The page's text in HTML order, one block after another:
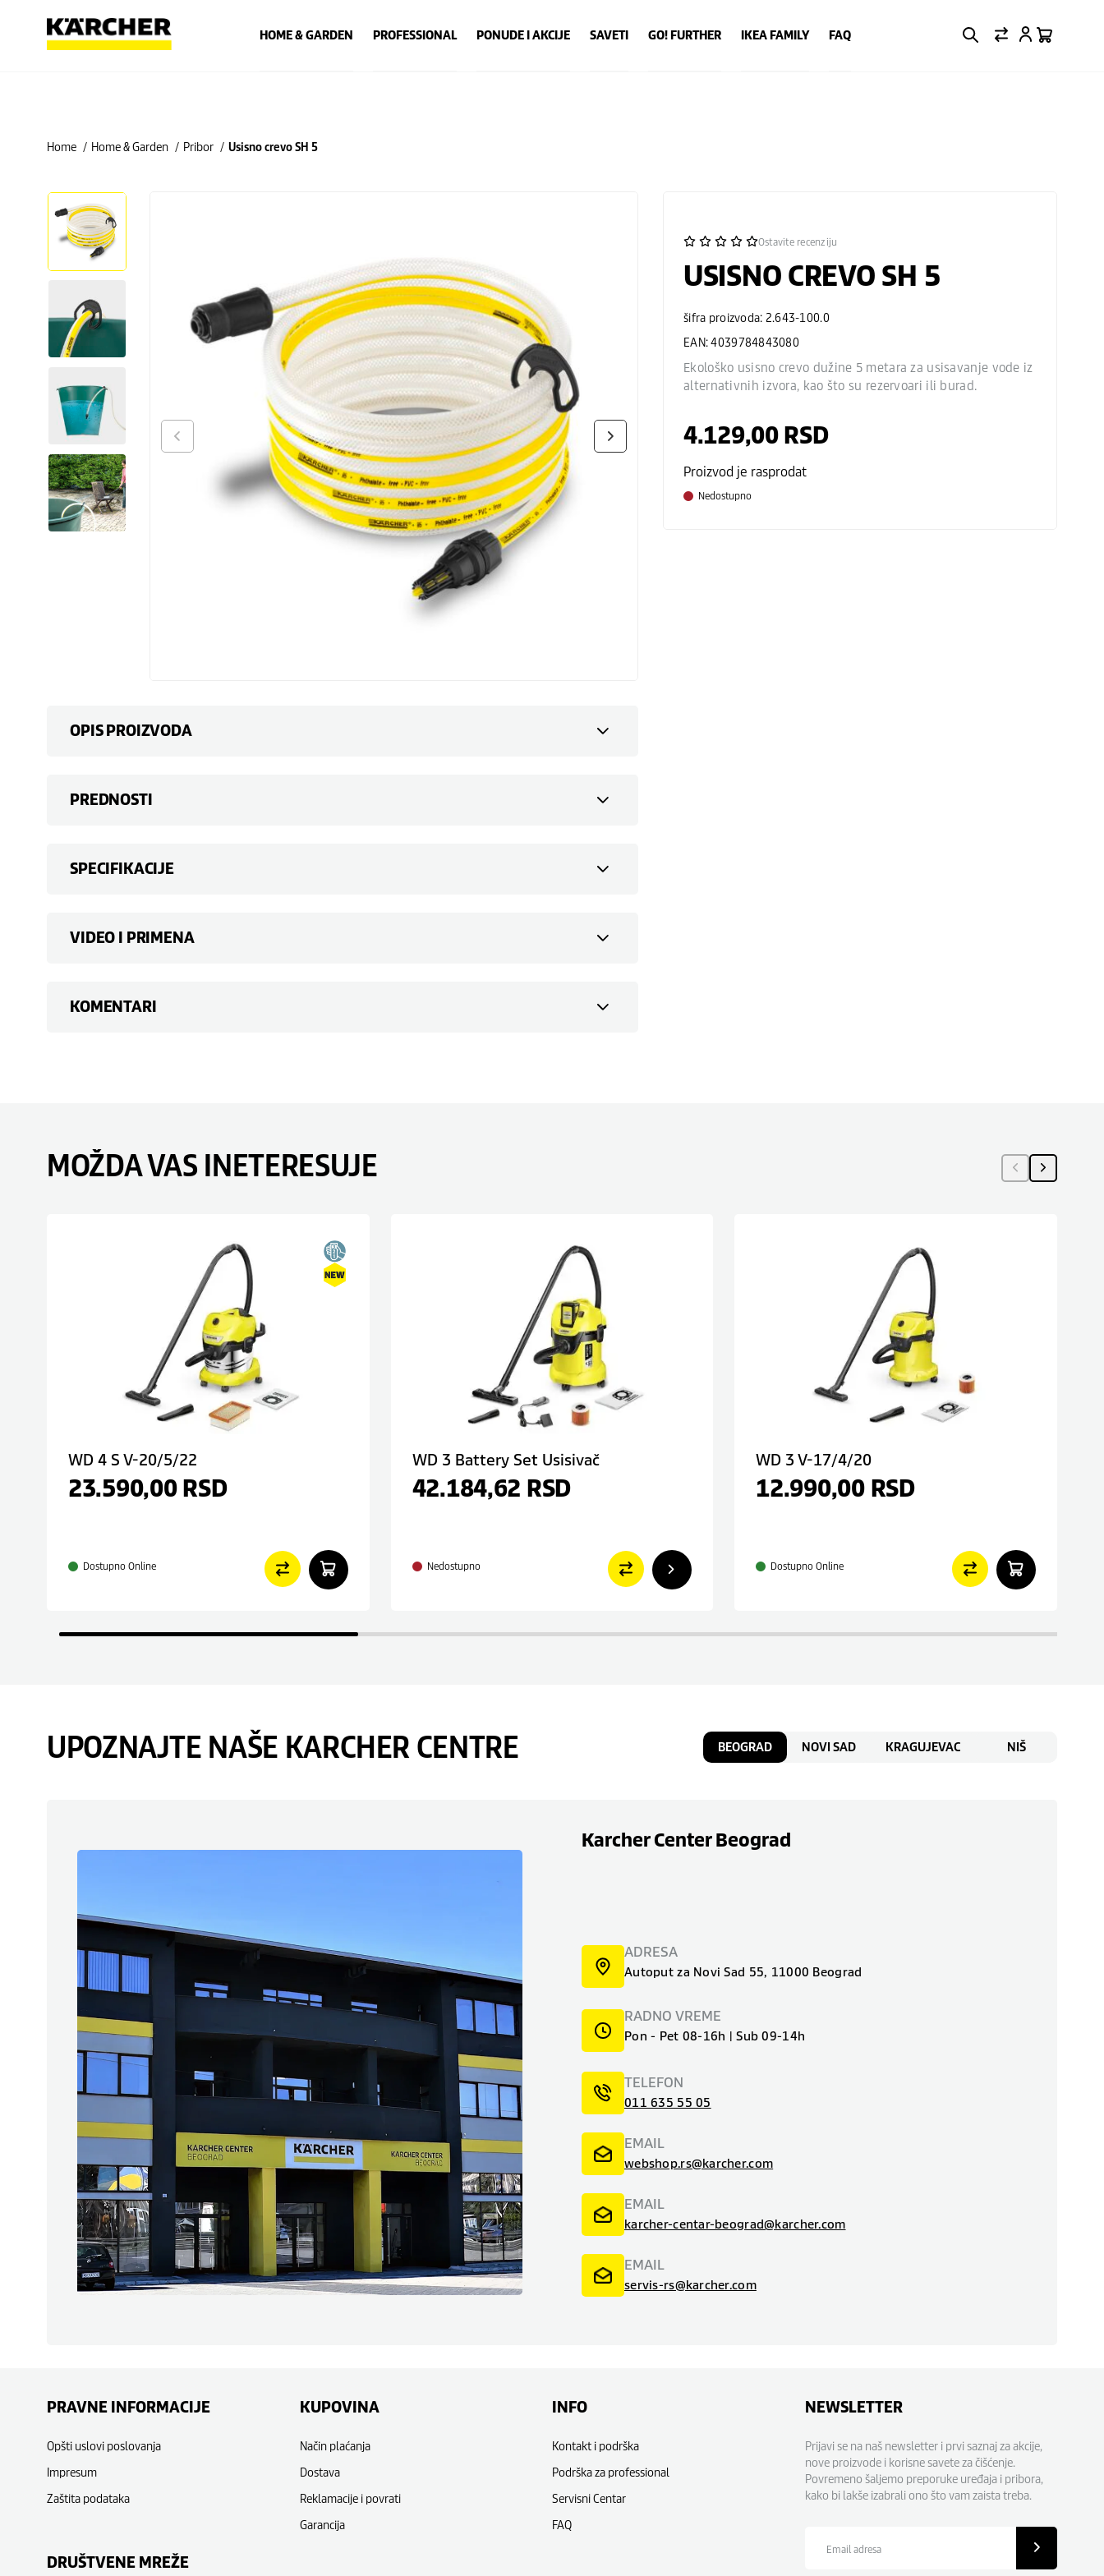
HOME & GARDEN PROFESSIONAL PONUDE I AKCIJE SAVETI GO! FURTHER IKEA FAMILY FAQ
Home Home & Garden Pribor Usisno crevo SH 5
Ostavite recenziju
USISNO CREVO SH 5
šifra proizvoda: 2.643-100.0
EAN: 4039784843080
Ekološko usisno crevo dužine 5 metara za usisavanje vode iz
alternativnih izvora, kao što su rezervoari ili burad.
4.129,00 RSD
Proizvod je rasprodat
Nedostupno
OPIS PROIZVODA
PREDNOSTI
SPECIFIKACIJE
VIDEO I PRIMENA
KOMENTARI
MOŽDA VAS INETERESUJE
WD 4 S V-20/5/22
23.590,00 RSD
Dostupno Online
WD 3 Battery Set Usisivač
42.184,62 RSD
Nedostupno
WD 3 V-17/4/20
12.990,00 RSD
Dostupno Online
UPOZNAJTE NAŠE KARCHER CENTRE BEOGRAD NOVI SAD KRAGUJEVAC NIŠ
Karcher Center Beograd
ADRESA
Autoput za Novi Sad 55, 11000 Beograd
RADNO VREME
Pon - Pet 08-16h | Sub 09-14h
TELEFON
011 635 55 05
EMAIL
webshop.rs@karcher.com
EMAIL
karcher-centar-beograd@karcher.com
EMAIL
servis-rs@karcher.com
PRAVNE INFORMACIJE
Opšti uslovi poslovanja
Impresum
Zaštita podataka
DRUŠTVENE MREŽE
KUPOVINA
Način plaćanja
Dostava
Reklamacije i povrati
Garancija
INFO
Kontakt i podrška
Podrška za professional
Servisni Centar
FAQ
NEWSLETTER
Prijavi se na naš newsletter i prvi saznaj za akcije,
nove proizvode i korisne savete za čišćenje.
Povremeno šaljemo preporuke uređaja i pribora,
kako bi lakše izabrali ono što vam zaista treba.
adresa